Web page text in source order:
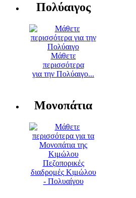
Πολύαιγος
Μάθετε
περισσότερα
για την Πολύαιγο...
Μονοπάτια
Πεζοπορικές
διαδρομές Κιμώλου
- Πολυαίγου